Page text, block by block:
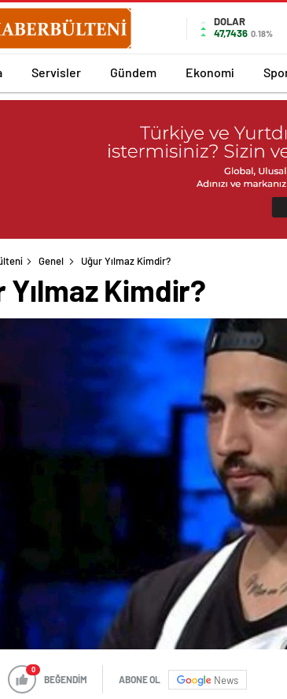
DOLAR
47,7436 0.18%
Servisler Gündem Ekonomi
Genel Uğur Yılmaz Kimdir?
Yılmaz Kimdir?
0
BEĞENDİM ABONE OL News